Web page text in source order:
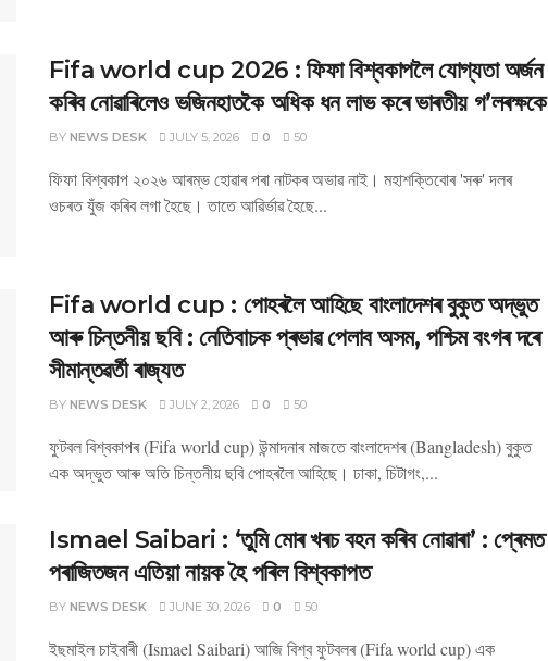
Fifa world cup 2026 : ফিফা বিশ্বকাপলৈ যোগ্যতা অৰ্জন
কৰিব নোৱাৰিলেও ভজিনহাতকৈ অধিক ধন লাভ কৰে ভাৰতীয় গ’লৰক্ষকে
BY NEWS DESK JULY 5, 2026 0 50
‎‎ফিফা বিশ্বকাপ ২০২৬ আৰম্ভ হোৱাৰ পৰা নাটকৰ অভাৱ নাই। মহাশক্তিবোৰ 'সৰু' দলৰ
ওচৰত যুঁজ কৰিব লগা হৈছে। তাতে আৱিৰ্ভাৱ হৈছে...
Fifa world cup : পোহৰলৈ আহিছে বাংলাদেশৰ বুকুত অদ্ভুত
আৰু চিন্তনীয় ছবি : নেতিবাচক প্ৰভাৱ পেলাব অসম, পশ্চিম বংগৰ দৰে
সীমান্তৱৰ্তী ৰাজ্যত
BY NEWS DESK JULY 2, 2026 0 50
ফুটবল বিশ্বকাপৰ (Fifa world cup) উন্মাদনাৰ মাজতে বাংলাদেশৰ (Bangladesh) বুকুত
এক অদ্ভুত আৰু অতি চিন্তনীয় ছবি পোহৰলৈ আহিছে। ঢাকা, চিটাগং,...
Ismael Saibari : ‘তুমি মোৰ খৰচ বহন কৰিব নোৱাৰা’ : প্ৰেমত
পৰাজিতজন এতিয়া নায়ক হৈ পৰিল বিশ্বকাপত
BY NEWS DESK JUNE 30, 2026 0 50
ইছমাইল চাইবাৰী (Ismael Saibari) আজি বিশ্ব ফুটবলৰ (Fifa world cup) এক